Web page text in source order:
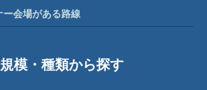
会場がある路線
模・種類から探す